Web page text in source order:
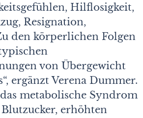
Hilflosigkeit,
Resignation,
den körperlichen Folgen
von Übergewicht
ergänzt Verena Dummer.
metabolische Syndrom
erhöhten